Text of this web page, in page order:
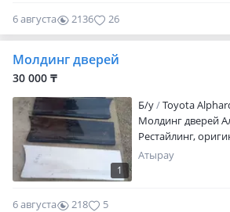
6 августа 2136 26
Молдинг дверей
30 000 ₸
1
Б/y Toyota
Молдинг дверей
Рестайлинг,
Атырау
6 августа 218 5